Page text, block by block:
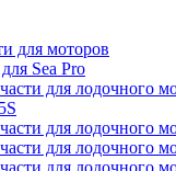
для моторов
Sea Pro
для лодочного
для лодочного
для лодочного
для лодочного